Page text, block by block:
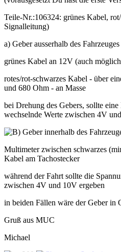
Teile-Nr.:106324: grünes Kabel,
Signalleitung)
a) Geber ausserhalb des Fahrzeuges
grünes Kabel an 12V (auch
rotes/rot-schwarzes Kabel - über
und 680 Ohm - an Masse
bei Drehung des Gebers, sollte
wechselnde Werte zwischen 4V
Geber innerhalb des
Multimeter zwischen schwarzes
Kabel am Tachostecker
während der Fahrt sollte die
zwischen 4V und 10V ergeben
in beiden Fällen wäre der Geber in
Gruß aus MUC
Michael